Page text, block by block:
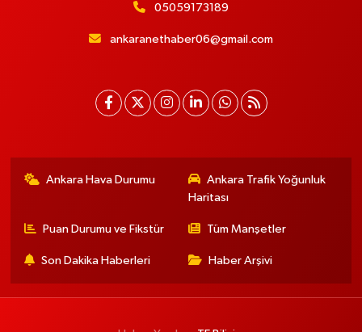
05059173189
ankaranethaber06@gmail.com
Ankara Hava Durumu
Ankara Trafik Yoğunluk
Haritası
Puan Durumu ve Fikstür Tüm Manşetler
Son Dakika Haberleri Haber Arşivi